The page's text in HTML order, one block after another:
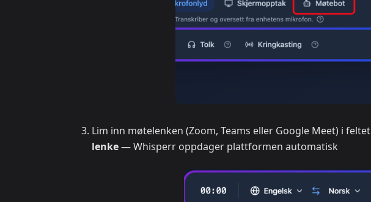
Lim inn møtelenken (Zoom, Teams eller Google Meet) i feltet
lenke— Whisperr oppdager plattformen automatisk